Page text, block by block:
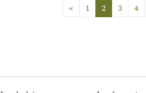
« Previous
1
2
3 4